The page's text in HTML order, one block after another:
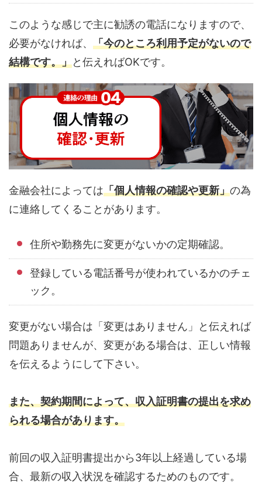
このような感じで主に勧誘の電話になりますので、
必要がなければ、 「今のところ利用予定がないので
結構です。」と伝えればOKです。
金融会社によっては「個人情報の確認や更新」の為
に連絡してくることがあります。
住所や勤務先に変更がないかの定期確認。
登録している電話番号が使われているかのチェ
ック。
変更がない場合は「変更はありません」と伝えれば
問題ありませんが、変更がある場合は、正しい情報
を伝えるようにして下さい。
また、契約期間によって、収入証明書の提出を求め
られる場合があります。
前回の収入証明書提出から3年以上経過している場
合、最新の収入状況を確認するためのものです。